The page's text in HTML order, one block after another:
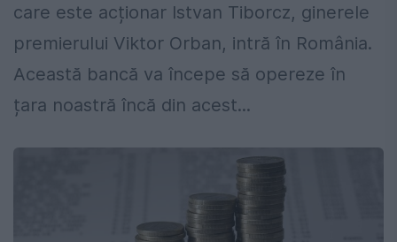
care este acționar Istvan Tiborcz, ginerele
premierului Viktor Orban, intră în România.
Această bancă va începe să opereze în
țara noastră încă din acest...